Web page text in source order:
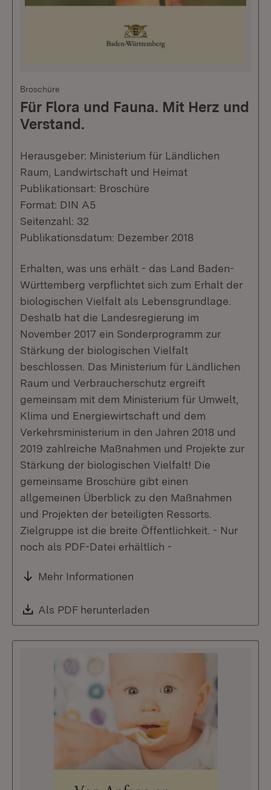
Broschüre
Für Flora und Fauna. Mit Herz und
Verstand.
Herausgeber: Ministerium für Ländlichen
Raum, Landwirtschaft und Heimat
Publikationsart: Broschüre
Format: DIN A5
Seitenzahl: 32
Publikationsdatum: Dezember 2018
Erhalten, was uns erhält - das Land Baden-
Württemberg verpflichtet sich zum Erhalt der
biologischen Vielfalt als Lebensgrundlage.
Deshalb hat die Landesregierung im
November 2017 ein Sonderprogramm zur
Stärkung der biologischen Vielfalt
beschlossen. Das Ministerium für Ländlichen
Raum und Verbraucherschutz ergreift
gemeinsam mit dem Ministerium für Umwelt,
Klima und Energiewirtschaft und dem
Verkehrsministerium in den Jahren 2018 und
2019 zahlreiche Maßnahmen und Projekte zur
Stärkung der biologischen Vielfalt! Die
gemeinsame Broschüre gibt einen
allgemeinen Überblick zu den Maßnahmen
und Projekten der beteiligten Ressorts.
Zielgruppe ist die breite Öffentlichkeit. - Nur
noch als PDF-Datei erhältlich -
Mehr Informationen
Download:
Als PDF herunterladen